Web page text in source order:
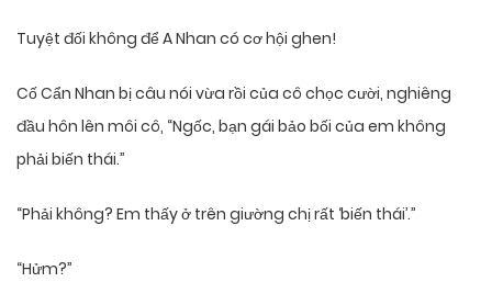
Tuyệt đối không để A Nhan có cơ hội ghen!
Cố Cẩn Nhan bị câu nói vừa rồi của cô chọc cười, nghiêng
đầu hôn lên môi cô, “Ngốc, bạn gái bảo bối của em không
phải biến thái.”
“Phải không? Em thấy ở trên giường chị rất ‘biến thái’.”
“Hửm?”